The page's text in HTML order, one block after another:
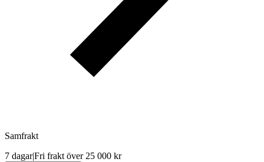
Samfrakt
7 dagar|Fri frakt över 25 000 kr